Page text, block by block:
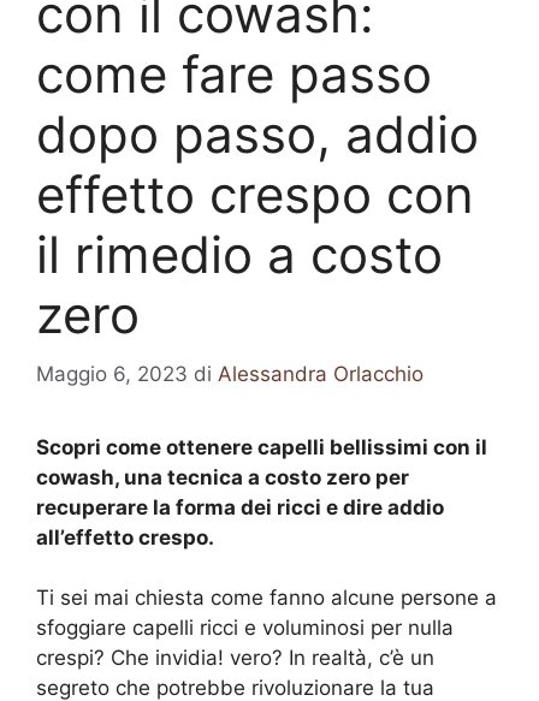
con il cowash:
come fare passo
dopo passo, addio
effetto crespo con
il rimedio a costo
zero
Maggio 6, 2023 di Alessandra Orlacchio
Scopri come ottenere capelli bellissimi con il
cowash, una tecnica a costo zero per
recuperare la forma dei ricci e dire addio
all’effetto crespo.
Ti sei mai chiesta come fanno alcune persone a
sfoggiare capelli ricci e voluminosi per nulla
crespi? Che invidia! vero? In realtà, c’è un
segreto che potrebbe rivoluzionare la tua